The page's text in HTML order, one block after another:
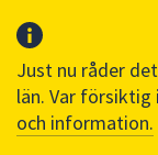
Just nu råder
län. Var försiktig
och information.